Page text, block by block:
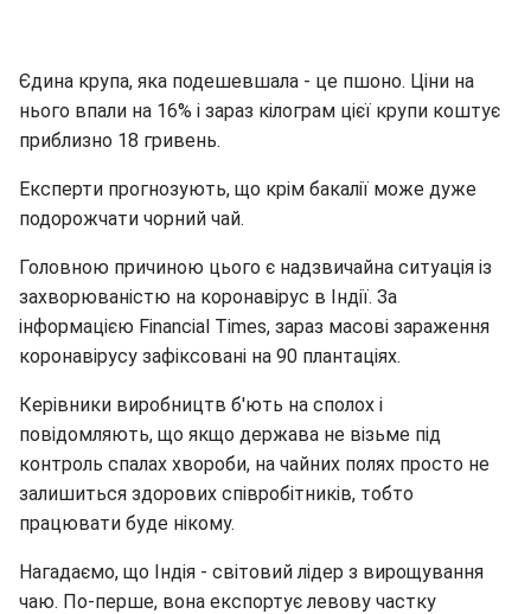
Єдина крупа, яка подешевшала - це пшоно. Ціни на
нього впали на 16% і зараз кілограм цієї крупи коштує
приблизно 18 гривень.
Експерти прогнозують, що крім бакалії може дуже
подорожчати чорний чай.
Головною причиною цього є надзвичайна ситуація із
захворюваністю на коронавірус в Індії. За
інформацією Financial Times, зараз масові зараження
коронавірусу зафіксовані на 90 плантаціях.
Керівники виробництв б'ють на сполох і
повідомляють, що якщо держава не візьме під
контроль спалах хвороби, на чайних полях просто не
залишиться здорових співробітників, тобто
працювати буде нікому.
Нагадаємо, що Індія - світовий лідер з вирощування
чаю. По-перше, вона експортує левову частку